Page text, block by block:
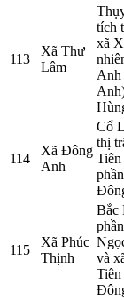
113
Xã Thư
Lâm
tích
xã
Anh
114
Xã Đông
Anh
Cổ
thị
115
Xã Phúc
Thịnh
Bắc
và